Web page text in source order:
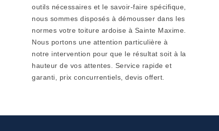
outils nécessaires et le savoir-faire spécifique,
nous sommes disposés à démousser dans les
normes votre toiture ardoise à Sainte Maxime.
Nous portons une attention particulière à
notre intervention pour que le résultat soit à la
hauteur de vos attentes. Service rapide et
garanti, prix concurrentiels, devis offert.